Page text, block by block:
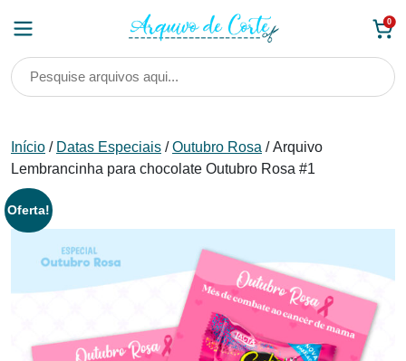
0
Início / Datas Especiais /Outubro Rosa / Arquivo
Lembrancinha para chocolate Outubro Rosa #1
Oferta!